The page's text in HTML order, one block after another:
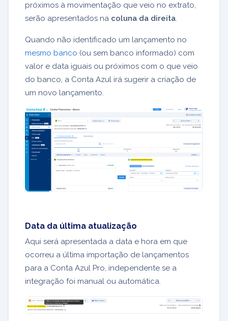
próximos à movimentação que veio no extrato,
serão apresentados na coluna da direita.
Quando não identificado um lançamento no
mesmo banco (ou sem banco informado) com
valor e data iguais ou próximos com o que veio
do banco, a Conta Azul irá sugerir a criação de
um novo lançamento.
Data da última atualização
Aqui será apresentada a data e hora em que
ocorreu a última importação de lançamentos
para a Conta Azul Pro, independente se a
integração foi manual ou automática.